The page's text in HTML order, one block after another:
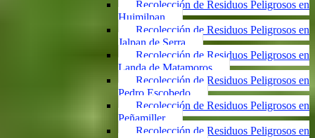
Recolección de Residuos Peligrosos en
Huimilpan
Recolección de Residuos Peligrosos en
Jalpan de Serra
Recolección de Residuos Peligrosos en
Landa de Matamoros
Recolección de Residuos Peligrosos en
Pedro Escobedo
Recolección de Residuos Peligrosos en
Peñamiller
Recolección de Residuos Peligrosos en